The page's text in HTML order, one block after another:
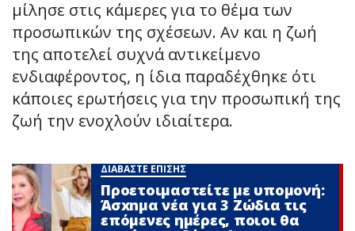
μίλησε στις κάμερες για το θέμα των
προσωπικών της σχέσεων. Αν και η ζωή
της αποτελεί συχνά αντικείμενο
ενδιαφέροντος, η ίδια παραδέχθηκε ότι
κάποιες ερωτήσεις για την προσωπική της
ζωή την ενοχλούν ιδιαίτερα.
ΔΙΑΒΑΣΤΕ ΕΠΙΣΗΣ
Προετοιμαστείτε με υπομονή:
Άσxnμα νέα για 3 Zώδια τις
επόμενες ημέρες, ποιοι θα